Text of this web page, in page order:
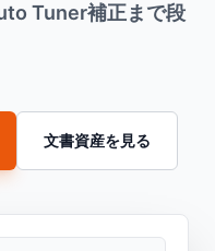
Tuner補正まで段
文書資産を見る